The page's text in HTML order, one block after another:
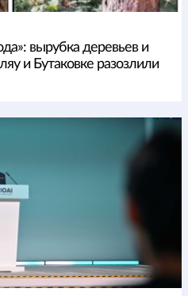
вырубка деревьев и
и Бутаковке разозлили